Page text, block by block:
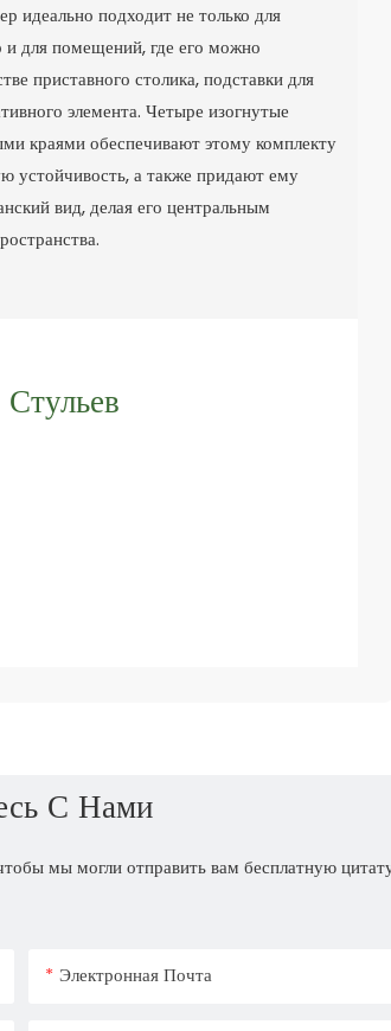
идеально подходит не только для
и для помещений, где его можно
приставного столика, подставки для
элемента. Четыре изогнутые
краями обеспечивают этому комплекту
устойчивость, а также придают ему
вид, делая его центральным
С Нами
мы могли отправить вам бесплатную
Электронная Почта